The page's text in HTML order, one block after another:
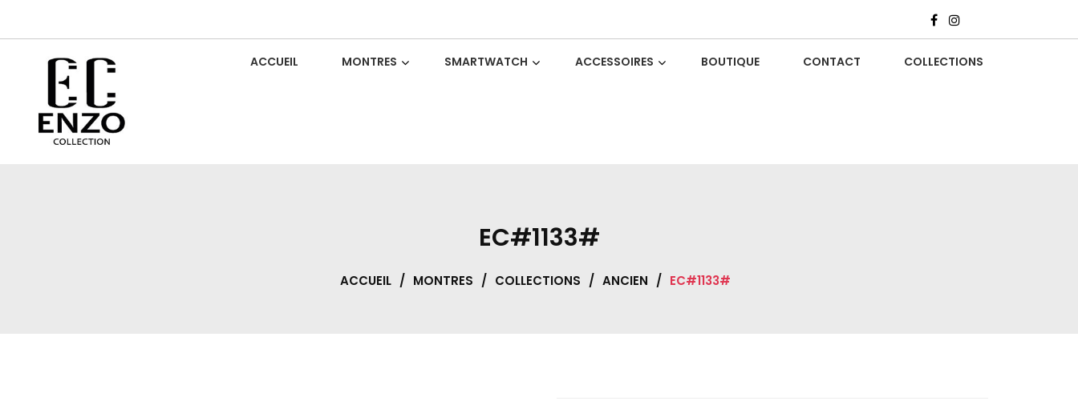
ACCUEIL MONTRES SMARTWATCH ACCESSOIRES BOUTIQUE CONTACT COLLECTIONS
EC#1133#
ACCUEIL / MONTRES / COLLECTIONS / ANCIEN / EC#1133#